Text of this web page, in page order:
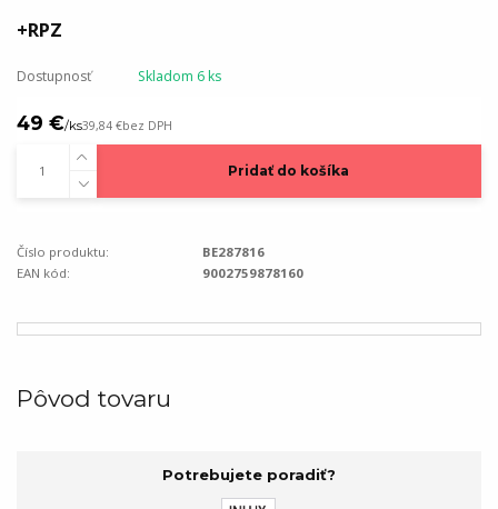
+RPZ
Dostupnosť Skladom 6 ks
49 €/ks39,84 €bez DPH
Pridať do košíka
Číslo produktu:
BE287816
EAN kód:
9002759878160
Pôvod tovaru
Potrebujete poradiť?